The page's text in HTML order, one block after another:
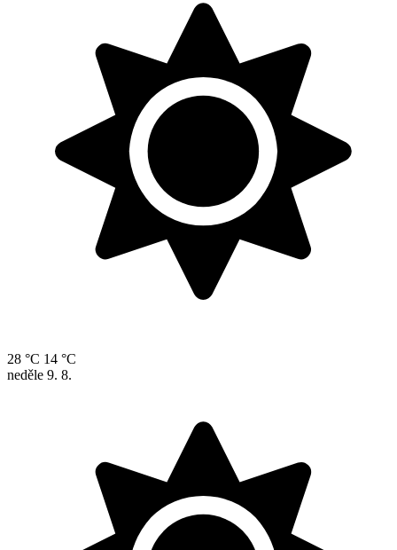
28 °C 14 °C
neděle 9. 8.